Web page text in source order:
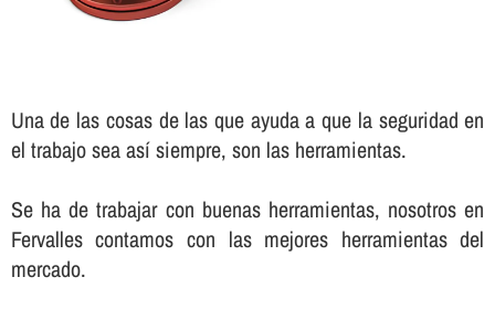
Una de las cosas de las que ayuda a que la seguridad en
el trabajo sea así­ siempre, son las herramientas.
Se ha de trabajar con buenas herramientas, nosotros en
Fervalles contamos con las mejores herramientas del
mercado.